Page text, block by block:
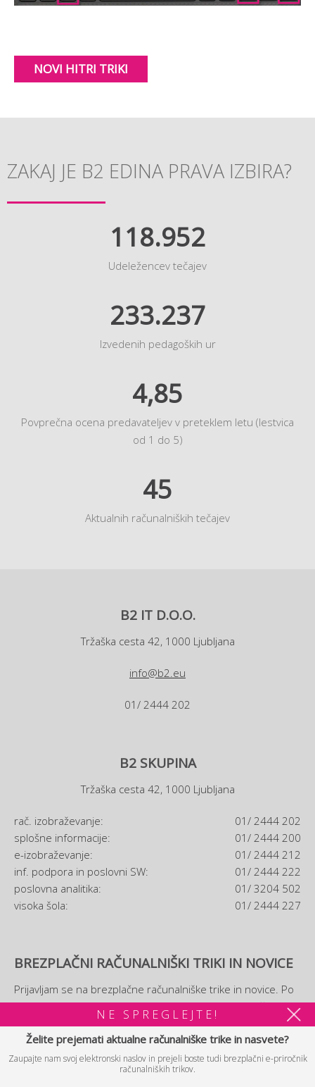
NOVI HITRI TRIKI
ZAKAJ JE B2 EDINA PRAVA IZBIRA?
118.952
Udeležencev tečajev
233.237
Izvedenih pedagoških ur
4,85
Povprečna ocena predavateljev v preteklem letu (lestvica
od 1 do 5)
45
Aktualnih računalniških tečajev
B2 IT D.O.O.
Tržaška cesta 42, 1000 Ljubljana
info@b2.eu
01/ 2444 202
B2 SKUPINA
Tržaška cesta 42, 1000 Ljubljana
rač. izobraževanje:
01/ 2444 202
splošne informacije:
01/ 2444 200
e-izobraževanje:
01/ 2444 212
inf. podpora in poslovni SW:
01/ 2444 222
poslovna analitika:
01/ 3204 502
visoka šola:
01/ 2444 227
BREZPLAČNI RAČUNALNIŠKI TRIKI IN NOVICE
Prijavljam se na brezplačne računalniške trike in novice. Po
prijavi si boste lahko ogledali tudi brezplačnie-priročnik
računalniških trikov.
PRIJAVA
NE SPREGLEJTE!
Želite prejemati aktualne računalniške trike in nasvete?
Zaupajte nam svoj elektronski naslov in prejeli boste tudi brezplačni e-priročnik
računalniških trikov.